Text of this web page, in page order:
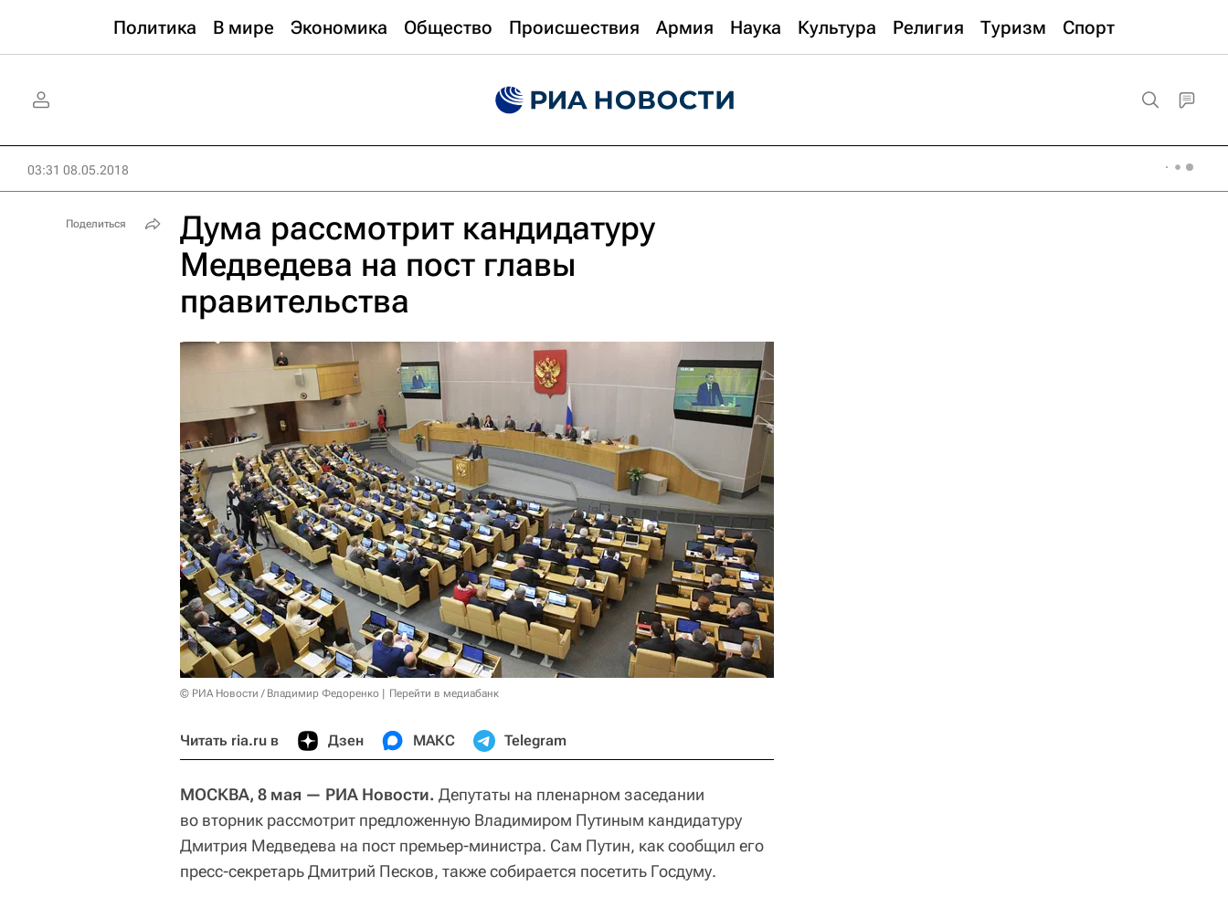
Политика В мире Экономика Общество Происшествия Армия Наука Культура Религия Туризм Спорт
03:31 08.05.2018
Дума рассмотрит кандидатуру
Медведева на пост главы
правительства
© РИА Новости / Владимир Федоренко Перейти в медиабанк
Читать ria.ru в Дзен МАКС Telegram
МОСКВА, 8 мая — РИА Новости. Депутаты на пленарном заседании
во вторник рассмотрит предложенную Владимиром Путиным кандидатуру
Дмитрия Медведева на пост премьер-министра. Сам Путин, как сообщил его
пресс-секретарь Дмитрий Песков, также собирается посетить Госдуму.
Поделиться